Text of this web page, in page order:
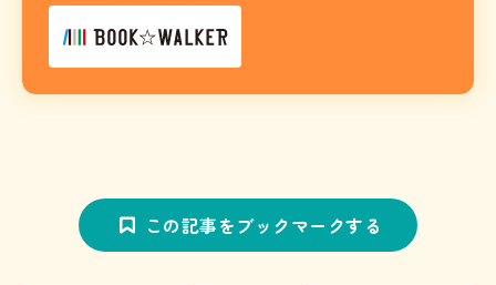
この記事をブックマークする